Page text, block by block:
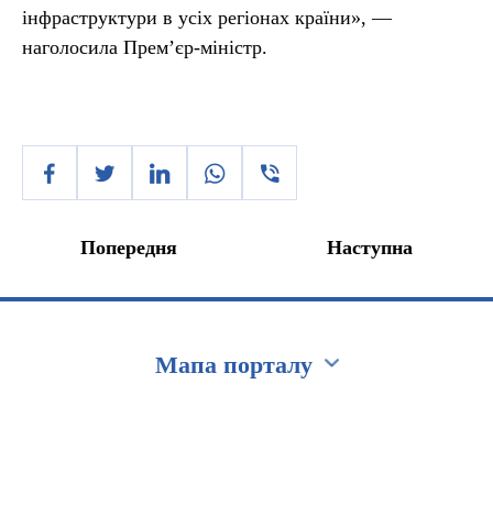
інфраструктури в усіх регіонах країни», —
наголосила Прем’єр-міністр.
Попередня Наступна
Мапа порталу